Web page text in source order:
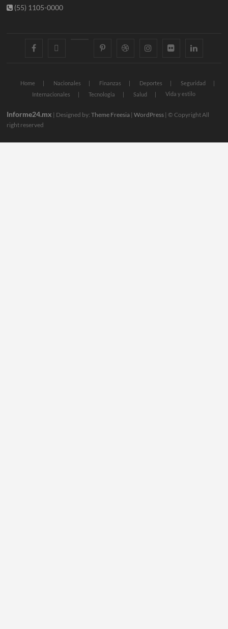
(55) 1105-0000
facebook googlepluspinterestdribbble instagramflickr linkedin
Home Nacionales Finanzas Deportes
Seguridad
Internacionales
Tecnologia Salud Vida y estilo
Informe24.mx | Designed by:Theme Freesia |WordPress | © Copyright All
right reserved